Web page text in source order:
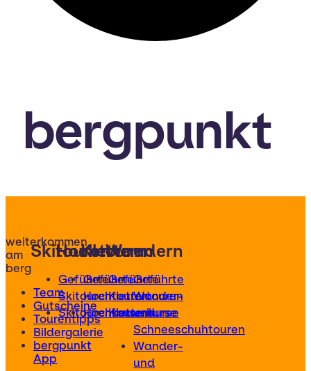
bergpunkt
weiterkommen
am
berg
Team
Gutscheine
Tourentipps
Bildergalerie
bergpunkt
App
Skitouren
Geführte
Skitouren
Skitourenkurse
Hochtouren
Geführte
Hochtouren
Hochtourenkurse
Klettern
Geführte
Klettertouren
Kletterkurse
Wandern
Geführte
Wander-
und
Schneeschuhtouren
Wander-
und